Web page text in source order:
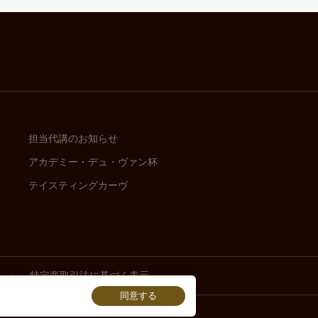
商品やサービス、キャンペーンのご案内）
ツールなどの各種マーケティングツール）
連絡
商品やサービス、キャンペーンのご案内）
担当代講のお知らせ
アカデミー・デュ・ヴァン杯
テイスティングカーヴ
特定商取引法に基づく表示